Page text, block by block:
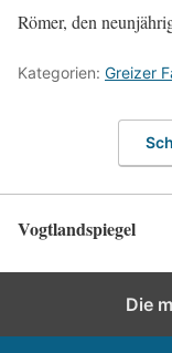
Römer, den
Kategorien: Greizer
Vogtlandspiegel
Die